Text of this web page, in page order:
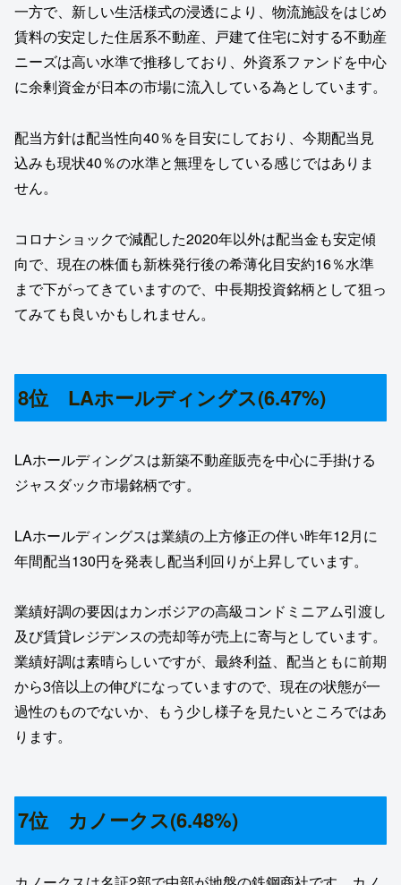
一方で、新しい生活様式の浸透により、物流施設をはじめ
賃料の安定した住居系不動産、戸建て住宅に対する不動産
ニーズは高い水準で推移しており、外資系ファンドを中心
に余剰資金が日本の市場に流入している為としています。
配当方針は配当性向40％を目安にしており、今期配当見
込みも現状40％の水準と無理をしている感じではありま
せん。
コロナショックで減配した2020年以外は配当金も安定傾
向で、現在の株価も新株発行後の希薄化目安約16％水準
まで下がってきていますので、中長期投資銘柄として狙っ
てみても良いかもしれません。
8位 LAホールディングス(6.47%)
LAホールディングスは新築不動産販売を中心に手掛ける
ジャスダック市場銘柄です。
LAホールディングスは業績の上方修正の伴い昨年12月に
年間配当130円を発表し配当利回りが上昇しています。
業績好調の要因はカンボジアの高級コンドミニアム引渡し
及び賃貸レジデンスの売却等が売上に寄与としています。
業績好調は素晴らしいですが、最終利益、配当ともに前期
から3倍以上の伸びになっていますので、現在の状態が一
過性のものでないか、もう少し様子を見たいところではあ
ります。
7位 カノークス(6.48%)